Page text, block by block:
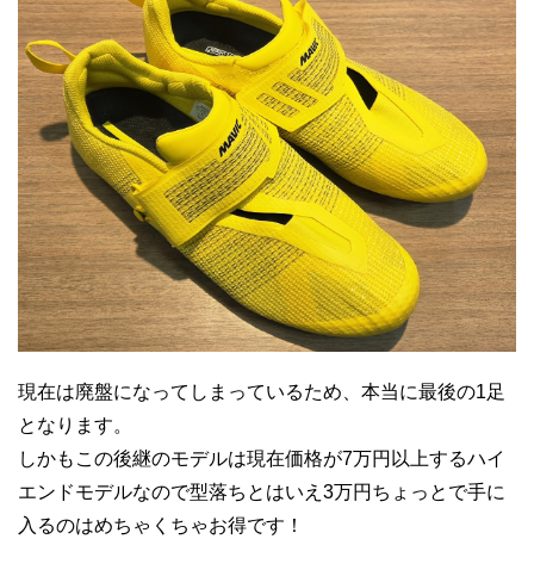
現在は廃盤になってしまっているため、本当に最後の1足
となります。
しかもこの後継のモデルは現在価格が7万円以上するハイ
エンドモデルなので型落ちとはいえ3万円ちょっとで手に
入るのはめちゃくちゃお得です！